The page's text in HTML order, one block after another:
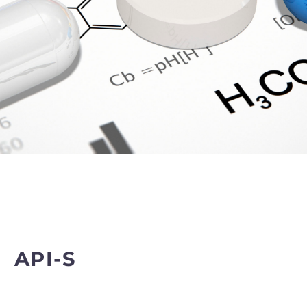
API-S